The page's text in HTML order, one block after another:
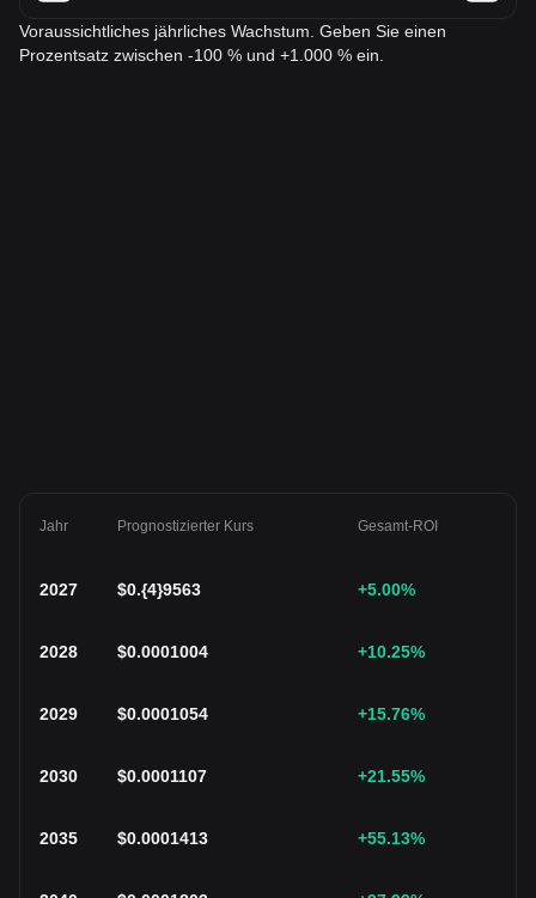
Voraussichtliches jährliches Wachstum. Geben Sie einen
Prozentsatz zwischen -100 % und +1.000 % ein.
Jahr Prognostizierter Kurs Gesamt-ROI
2027 $0.{4}9563 +5.00%
2028 $0.0001004 +10.25%
2029 $0.0001054 +15.76%
2030 $0.0001107 +21.55%
2035 $0.0001413 +55.13%